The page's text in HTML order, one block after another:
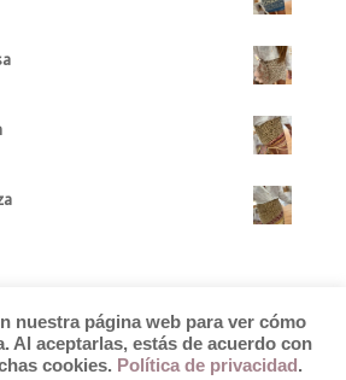
nuestra página web para ver cómo
Al aceptarlas, estás de acuerdo con
cookies. Política de privacidad .